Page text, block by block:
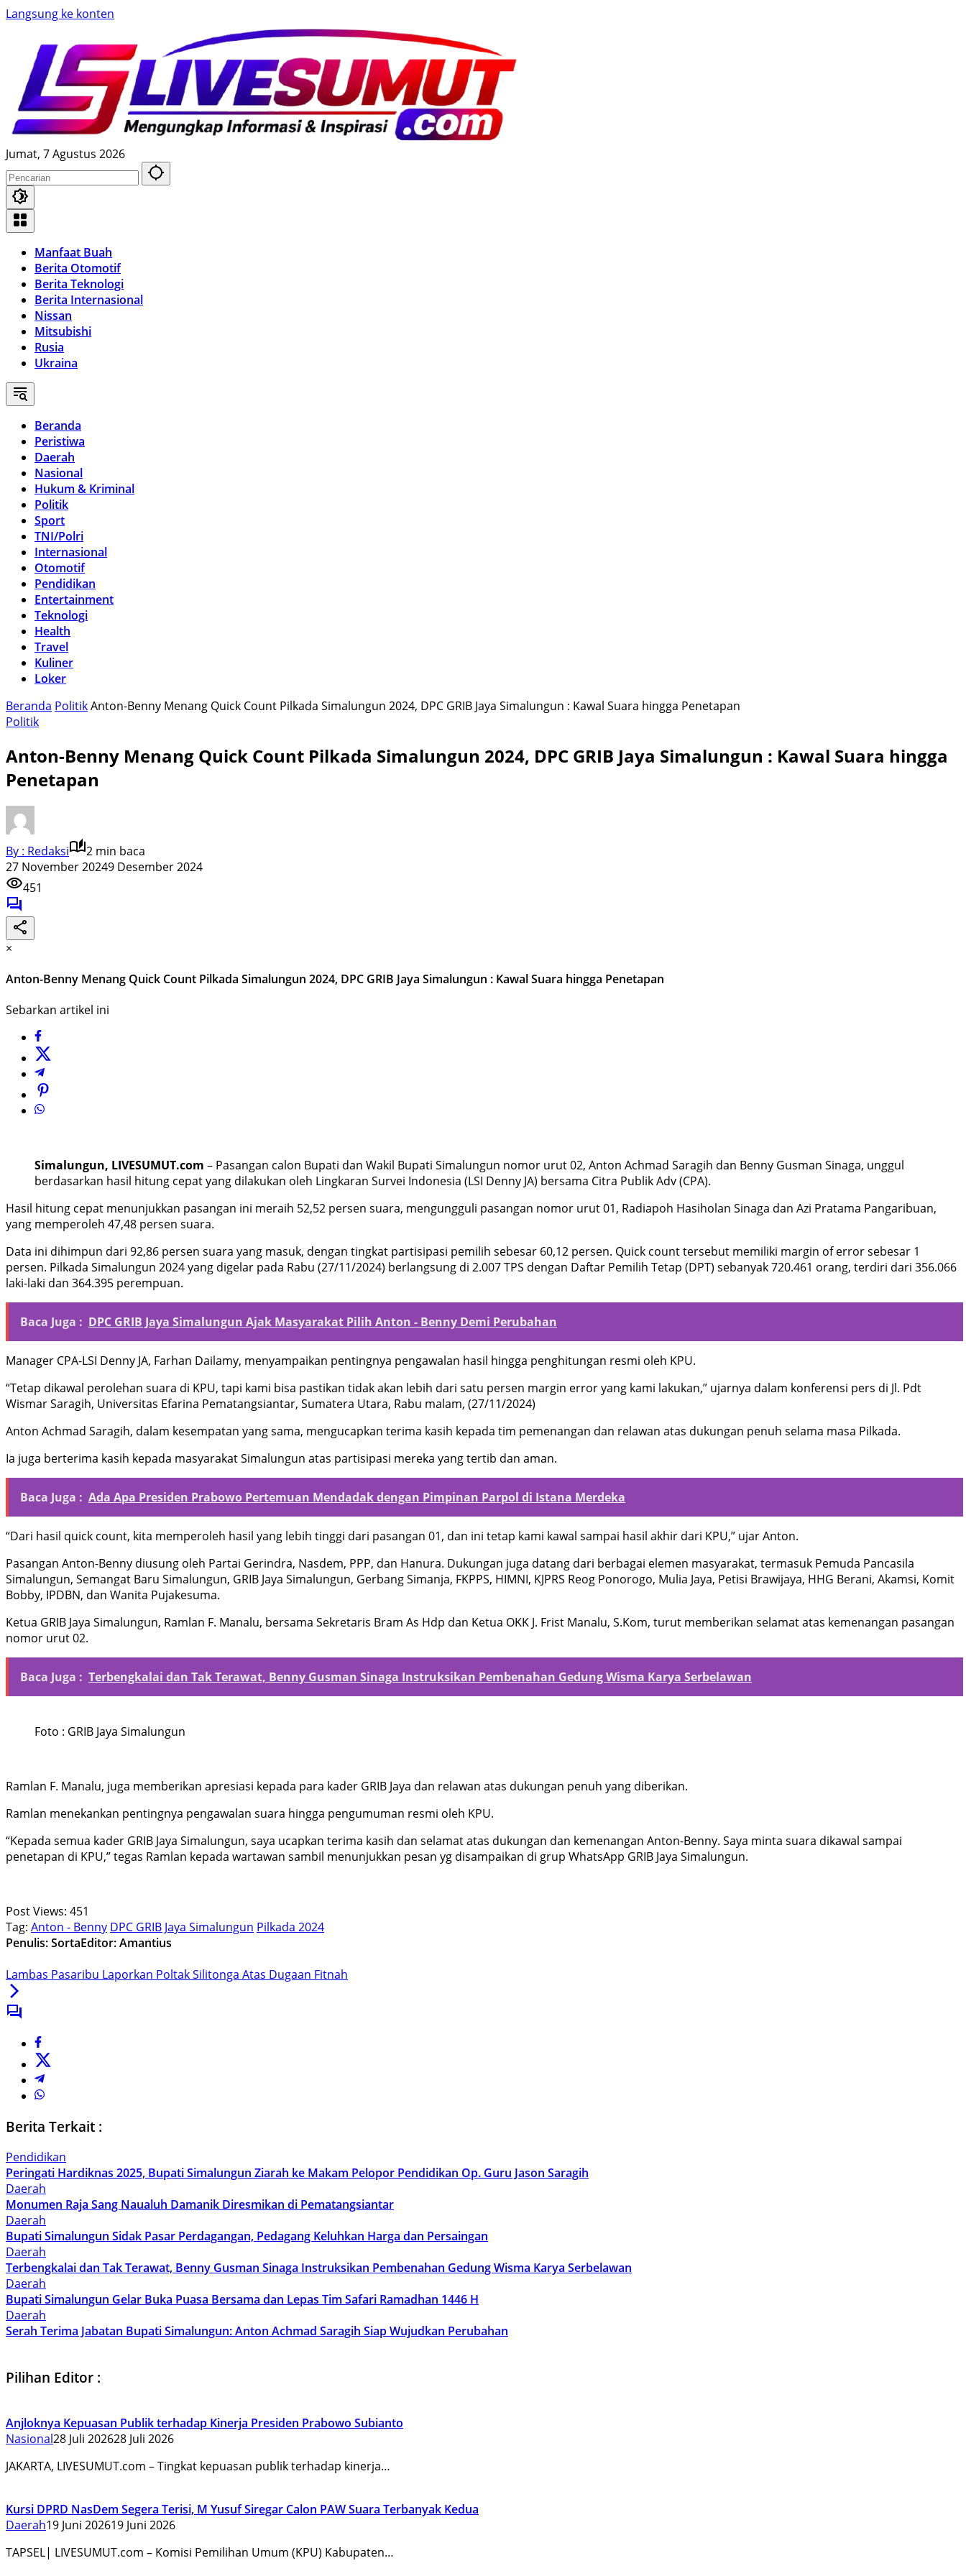
Langsung ke konten
Jumat, 7 Agustus 2026
Manfaat Buah
Berita Otomotif
Berita Teknologi
Berita Internasional
Nissan
Mitsubishi
Rusia
Ukraina
Beranda
Peristiwa
Daerah
Nasional
Hukum & Kriminal
Politik
Sport
TNI/Polri
Internasional
Otomotif
Pendidikan
Entertainment
Teknologi
Health
Travel
Kuliner
Loker
Beranda PolitikAnton-Benny Menang Quick Count Pilkada Simalungun 2024, DPC GRIB Jaya Simalungun : Kawal Suara hingga Penetapan
Politik
Anton-Benny Menang Quick Count Pilkada Simalungun 2024, DPC GRIB Jaya Simalungun : Kawal Suara hingga
Penetapan
By : Redaksi
2 min baca
27 November 20249 Desember 2024
451
×
Anton-Benny Menang Quick Count Pilkada Simalungun 2024, DPC GRIB Jaya Simalungun : Kawal Suara hingga Penetapan
Sebarkan artikel ini
Simalungun, LIVESUMUT.com – Pasangan calon Bupati dan Wakil Bupati Simalungun nomor urut 02, Anton Achmad Saragih dan Benny Gusman Sinaga, unggul
berdasarkan hasil hitung cepat yang dilakukan oleh Lingkaran Survei Indonesia (LSI Denny JA) bersama Citra Publik Adv (CPA).
Hasil hitung cepat menunjukkan pasangan ini meraih 52,52 persen suara, mengungguli pasangan nomor urut 01, Radiapoh Hasiholan Sinaga dan Azi Pratama Pangaribuan,
yang memperoleh 47,48 persen suara.
Data ini dihimpun dari 92,86 persen suara yang masuk, dengan tingkat partisipasi pemilih sebesar 60,12 persen. Quick count tersebut memiliki margin of error sebesar 1
persen. Pilkada Simalungun 2024 yang digelar pada Rabu (27/11/2024) berlangsung di 2.007 TPS dengan Daftar Pemilih Tetap (DPT) sebanyak 720.461 orang, terdiri dari 356.066
laki-laki dan 364.395 perempuan.
Baca Juga : DPC GRIB Jaya Simalungun Ajak Masyarakat Pilih Anton - Benny Demi Perubahan
Manager CPA-LSI Denny JA, Farhan Dailamy, menyampaikan pentingnya pengawalan hasil hingga penghitungan resmi oleh KPU.
“Tetap dikawal perolehan suara di KPU, tapi kami bisa pastikan tidak akan lebih dari satu persen margin error yang kami lakukan,” ujarnya dalam konferensi pers di Jl. Pdt
Wismar Saragih, Universitas Efarina Pematangsiantar, Sumatera Utara, Rabu malam, (27/11/2024)
Anton Achmad Saragih, dalam kesempatan yang sama, mengucapkan terima kasih kepada tim pemenangan dan relawan atas dukungan penuh selama masa Pilkada.
Ia juga berterima kasih kepada masyarakat Simalungun atas partisipasi mereka yang tertib dan aman.
Baca Juga : Ada Apa Presiden Prabowo Pertemuan Mendadak dengan Pimpinan Parpol di Istana Merdeka
“Dari hasil quick count, kita memperoleh hasil yang lebih tinggi dari pasangan 01, dan ini tetap kami kawal sampai hasil akhir dari KPU,” ujar Anton.
Pasangan Anton-Benny diusung oleh Partai Gerindra, Nasdem, PPP, dan Hanura. Dukungan juga datang dari berbagai elemen masyarakat, termasuk Pemuda Pancasila
Simalungun, Semangat Baru Simalungun, GRIB Jaya Simalungun, Gerbang Simanja, FKPPS, HIMNI, KJPRS Reog Ponorogo, Mulia Jaya, Petisi Brawijaya, HHG Berani, Akamsi, Komit
Bobby, IPDBN, dan Wanita Pujakesuma.
Ketua GRIB Jaya Simalungun, Ramlan F. Manalu, bersama Sekretaris Bram As Hdp dan Ketua OKK J. Frist Manalu, S.Kom, turut memberikan selamat atas kemenangan pasangan
nomor urut 02.
Baca Juga : Terbengkalai dan Tak Terawat, Benny Gusman Sinaga Instruksikan Pembenahan Gedung Wisma Karya Serbelawan
Foto : GRIB Jaya Simalungun
Ramlan F. Manalu, juga memberikan apresiasi kepada para kader GRIB Jaya dan relawan atas dukungan penuh yang diberikan.
Ramlan menekankan pentingnya pengawalan suara hingga pengumuman resmi oleh KPU.
“Kepada semua kader GRIB Jaya Simalungun, saya ucapkan terima kasih dan selamat atas dukungan dan kemenangan Anton-Benny. Saya minta suara dikawal sampai
penetapan di KPU,” tegas Ramlan kepada wartawan sambil menunjukkan pesan yg disampaikan di grup WhatsApp GRIB Jaya Simalungun.
Post Views: 451
Tag: Anton - Benny DPC GRIB Jaya Simalungun Pilkada 2024
Penulis: SortaEditor: Amantius
Lambas Pasaribu Laporkan Poltak Silitonga Atas Dugaan Fitnah
Berita Terkait :
Pendidikan
Peringati Hardiknas 2025, Bupati Simalungun Ziarah ke Makam Pelopor Pendidikan Op. Guru Jason Saragih
Daerah
Monumen Raja Sang Naualuh Damanik Diresmikan di Pematangsiantar
Daerah
Bupati Simalungun Sidak Pasar Perdagangan, Pedagang Keluhkan Harga dan Persaingan
Daerah
Terbengkalai dan Tak Terawat, Benny Gusman Sinaga Instruksikan Pembenahan Gedung Wisma Karya Serbelawan
Daerah
Bupati Simalungun Gelar Buka Puasa Bersama dan Lepas Tim Safari Ramadhan 1446 H
Daerah
Serah Terima Jabatan Bupati Simalungun: Anton Achmad Saragih Siap Wujudkan Perubahan
Pilihan Editor :
Anjloknya Kepuasan Publik terhadap Kinerja Presiden Prabowo Subianto
Nasional28 Juli 202628 Juli 2026
JAKARTA, LIVESUMUT.com – Tingkat kepuasan publik terhadap kinerja…
Kursi DPRD NasDem Segera Terisi, M Yusuf Siregar Calon PAW Suara Terbanyak Kedua
Daerah19 Juni 202619 Juni 2026
TAPSEL| LIVESUMUT.com – Komisi Pemilihan Umum (KPU) Kabupaten…